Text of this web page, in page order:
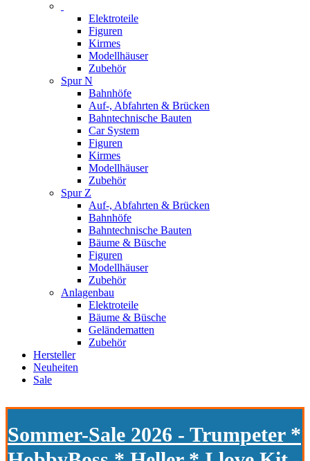
Elektroteile
Figuren
Kirmes
Modellhäuser
Zubehör
Spur N
Bahnhöfe
Auf-, Abfahrten & Brücken
Bahntechnische Bauten
Car System
Figuren
Kirmes
Modellhäuser
Zubehör
Spur Z
Auf-, Abfahrten & Brücken
Bahnhöfe
Bahntechnische Bauten
Bäume & Büsche
Figuren
Modellhäuser
Zubehör
Anlagenbau
Elektroteile
Bäume & Büsche
Geländematten
Zubehör
Hersteller
Neuheiten
Sale
Sommer-Sale 2026 - Trumpeter *